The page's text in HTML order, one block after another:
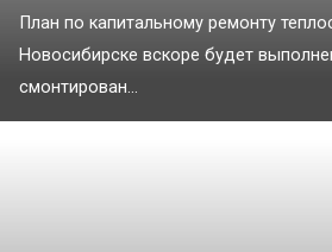
План по капитальному ремонту
Новосибирске вскоре будет
смонтирован...